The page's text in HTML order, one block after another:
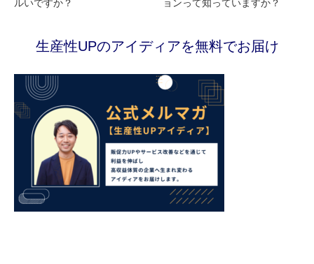
ルいですか？
ョンって知っていますか？
生産性UPのアイディアを無料でお届け